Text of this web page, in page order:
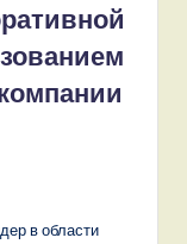
в области